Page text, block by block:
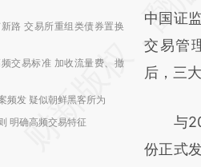
路 交易所重组类债券置换
交易标准 加收流量费、撤
频发 疑似朝鲜黑客所为
明确高频交易特征
(https://
成，可
新观点
中国证
交易管
后，三
与
份正式